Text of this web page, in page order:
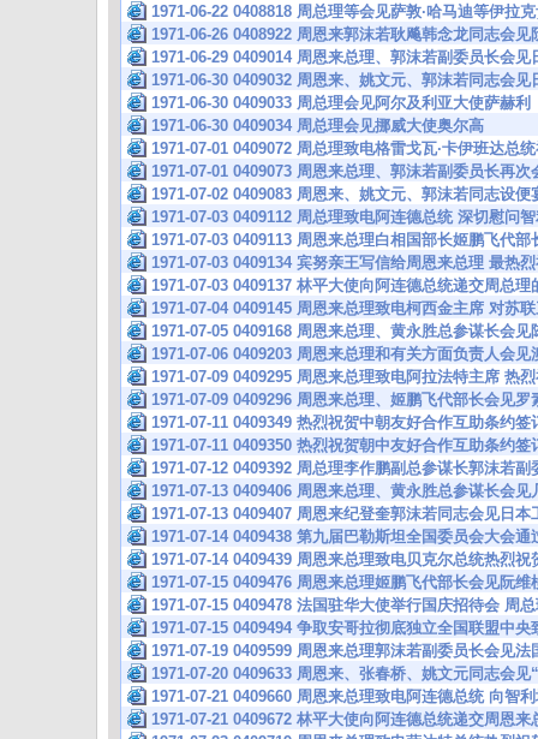
1971-06-22 0408818 周总理等会见萨敦·哈马迪等伊拉
1971-06-26 0408922 周恩来郭沫若耿飚韩念龙同志会
1971-06-29 0409014 周恩来总理、郭沫若副委员长会
1971-06-30 0409032 周恩来、姚文元、郭沫若同志会
1971-06-30 0409033 周总理会见阿尔及利亚大使萨赫利
1971-06-30 0409034 周总理会见挪威大使奥尔高
1971-07-01 0409072 周总理致电格雷戈瓦·卡伊班达总
1971-07-01 0409073 周恩来总理、郭沫若副委员长再
1971-07-02 0409083 周恩来、姚文元、郭沫若同志设
1971-07-03 0409112 周总理致电阿连德总统 深切慰问
1971-07-03 0409113 周恩来总理白相国部长姬鹏飞代
1971-07-03 0409134 宾努亲王写信给周恩来总理 最热
1971-07-03 0409137 林平大使向阿连德总统递交周总
1971-07-04 0409145 周恩来总理致电柯西金主席 对苏
1971-07-05 0409168 周恩来总理、黄永胜总参谋长会
1971-07-06 0409203 周恩来总理和有关方面负责人会
1971-07-09 0409295 周恩来总理致电阿拉法特主席 热
1971-07-09 0409296 周恩来总理、姬鹏飞代部长会见
1971-07-11 0409349 热烈祝贺中朝友好合作互助条约
1971-07-11 0409350 热烈祝贺朝中友好合作互助条约
1971-07-12 0409392 周总理李作鹏副总参谋长郭沫若
1971-07-13 0409406 周恩来总理、黄永胜总参谋长会
1971-07-13 0409407 周恩来纪登奎郭沫若同志会见日
1971-07-14 0409438 第九届巴勒斯坦全国委员会大会
1971-07-14 0409439 周恩来总理致电贝克尔总统热烈祝
1971-07-15 0409476 周恩来总理姬鹏飞代部长会见阮
1971-07-15 0409478 法国驻华大使举行国庆招待会 周
1971-07-15 0409494 争取安哥拉彻底独立全国联盟中
1971-07-19 0409599 周恩来总理郭沫若副委员长会见法
1971-07-20 0409633 周恩来、张春桥、姚文元同志会
1971-07-21 0409660 周恩来总理致电阿连德总统 向智
1971-07-21 0409672 林平大使向阿连德总统递交周恩来